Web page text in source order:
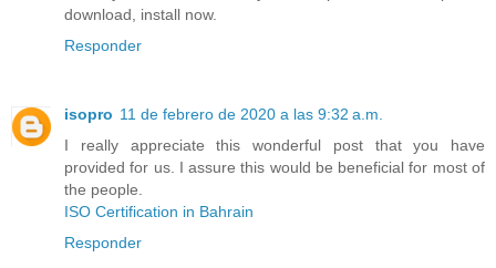
download, install now.
Responder
isopro 11 de febrero de 2020 a las 9:32 a.m.
I really appreciate this wonderful post that you have
provided for us. I assure this would be beneficial for most of
the people.
ISO Certification in Bahrain
Responder